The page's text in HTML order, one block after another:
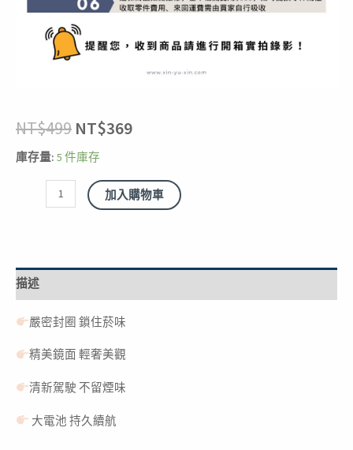
NT$499 NT$369
庫存量: 5 件庫存
加入購物車
描述
嚴密封圈 鎖住菸味
精美鏡面 輕奢美觀
清新駕駛 不留煙味
大電池 持久續航